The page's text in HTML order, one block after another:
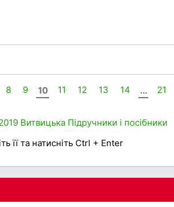
8 9 10 11 12 13 14 ... 21
Витвицька Підручники і посібники
її та натисніть Ctrl + Enter